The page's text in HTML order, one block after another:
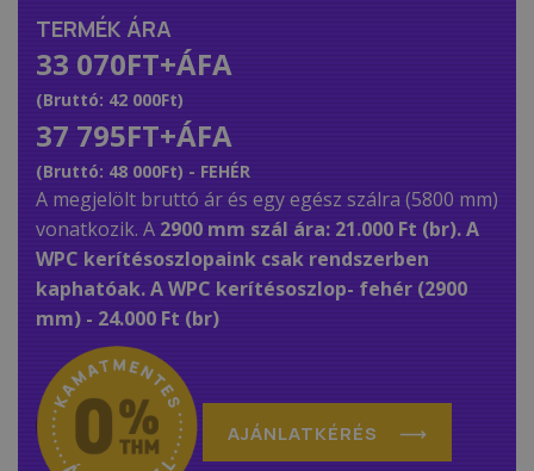
TERMÉK ÁRA
33 070FT+ÁFA
(Bruttó: 42 000Ft)
37 795FT+ÁFA
(Bruttó: 48 000Ft) - FEHÉR
A megjelölt bruttó ár és egy egész szálra (5800 mm)
vonatkozik. A 2900 mm szál ára: 21.000 Ft (br). A
WPC kerítésoszlopaink csak rendszerben
kaphatóak. A WPC kerítésoszlop- fehér (2900
mm) - 24.000 Ft (br)
AJÁNLATKÉRÉS